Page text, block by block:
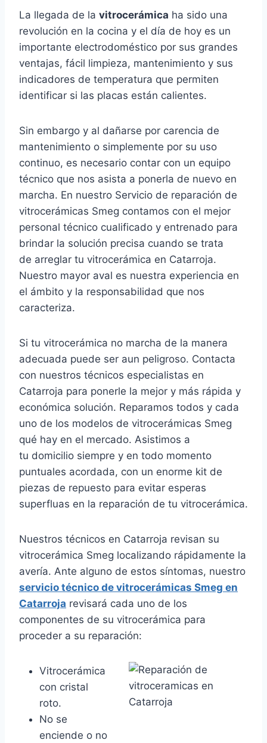
La llegada de la vitrocerámica ha sido una
revolución en la cocina y el día de hoy es un
importante electrodoméstico por sus grandes
ventajas, fácil limpieza, mantenimiento y sus
indicadores de temperatura que permiten
identificar si las placas están calientes.
Sin embargo y al dañarse por carencia de
mantenimiento o simplemente por su uso
continuo, es necesario contar con un equipo
técnico que nos asista a ponerla de nuevo en
marcha. En nuestro Servicio de reparación de
vitrocerámicas Smeg contamos con el mejor
personal técnico cualificado y entrenado para
brindar la solución precisa cuando se trata
de arreglar tu vitrocerámica en Catarroja.
Nuestro mayor aval es nuestra experiencia en
el ámbito y la responsabilidad que nos
caracteriza.
Si tu vitrocerámica no marcha de la manera
adecuada puede ser aun peligroso. Contacta
con nuestros técnicos especialistas en
Catarroja para ponerle la mejor y más rápida y
económica solución. Reparamos todos y cada
uno de los modelos de vitrocerámicas Smeg
qué hay en el mercado. Asistimos a
tu domicilio siempre y en todo momento
puntuales acordada, con un enorme kit de
piezas de repuesto para evitar esperas
superfluas en la reparación de tu vitrocerámica.
Nuestros técnicos en Catarroja revisan su
vitrocerámica Smeg localizando rápidamente la
avería. Ante alguno de estos síntomas, nuestro
servicio técnico de vitrocerámicas Smeg en
Catarroja revisará cada uno de los
componentes de su vitrocerámica para
proceder a su reparación:
Vitrocerámica
con cristal
roto.
No se
enciende o no